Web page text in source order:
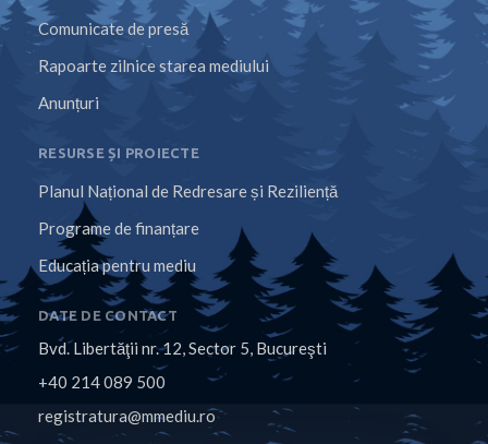
Comunicate de presă
Rapoarte zilnice starea mediului
Anunțuri
RESURSE ȘI PROIECTE
Planul Național de Redresare și Reziliență
Programe de finanțare
Educația pentru mediu
DATE DE CONTACT
Bvd. Libertăţii nr. 12, Sector 5, Bucureşti
+40 214 089 500
registratura@mmediu.ro